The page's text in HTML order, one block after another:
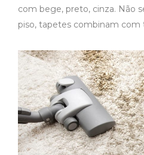
com bege, preto, cinza. Não
piso, tapetes combinam com